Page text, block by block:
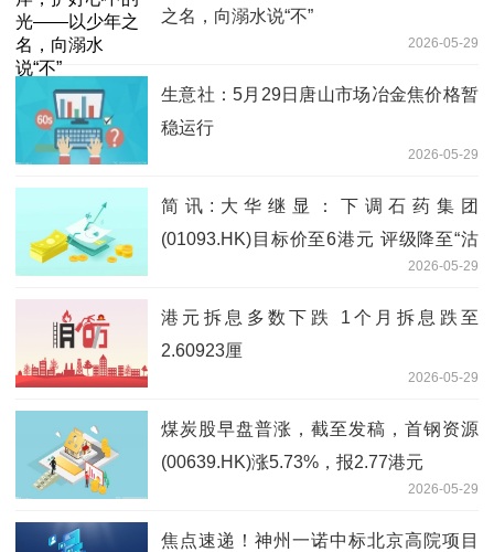
之名，向溺水说“不”
2026-05-29
生意社：5月29日唐山市场冶金焦价格暂
稳运行
2026-05-29
简讯:大华继显：下调石药集团
(01093.HK)目标价至6港元 评级降至“沽
2026-05-29
港元拆息多数下跌 1个月拆息跌至
2.60923厘
2026-05-29
煤炭股早盘普涨，截至发稿，首钢资源
(00639.HK)涨5.73%，报2.77港元
2026-05-29
焦点速递！神州一诺中标北京高院项目